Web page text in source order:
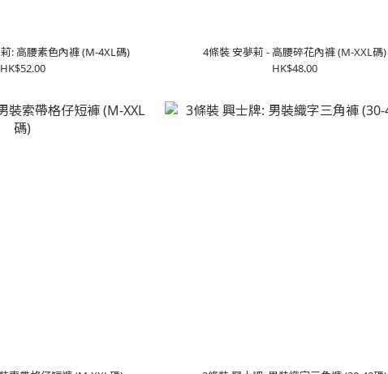
: 高腰素色內褲 (M-4XL碼)
HK$52.00
4條裝 安夢莉 - 高腰碎花內褲 (M-XXL碼)
HK$48.00